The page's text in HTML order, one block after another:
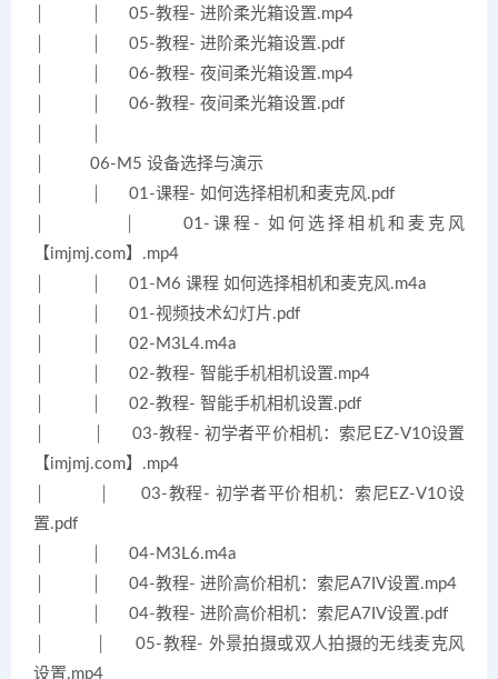
│ │ 05-教程- 进阶柔光箱设置.mp4
│ │ 05-教程- 进阶柔光箱设置.pdf
│ │ 06-教程- 夜间柔光箱设置.mp4
│ │ 06-教程- 夜间柔光箱设置.pdf
│ 06-M5 设备选择与演示
│ │ 01-课程- 如何选择相机和麦克风.pdf
│ │ 01-课程- 如何选择相机和麦克风
【imjmj.com】.mp4
│ │ 01-M6 课程 如何选择相机和麦克风.m4a
│ │ 01-视频技术幻灯片.pdf
│ │ 02-M3L4.m4a
│ │ 02-教程- 智能手机相机设置.mp4
│ │ 02-教程- 智能手机相机设置.pdf
│ │ 03-教程- 初学者平价相机：索尼EZ-V10设置
【imjmj.com】.mp4
│ │ 03-教程- 初学者平价相机：索尼EZ-V10设
置.pdf
│ │ 04-M3L6.m4a
│ │ 04-教程- 进阶高价相机：索尼A7IV设置.mp4
│ │ 04-教程- 进阶高价相机：索尼A7IV设置.pdf
│ │ 05-教程- 外景拍摄或双人拍摄的无线麦克风
设置.mp4